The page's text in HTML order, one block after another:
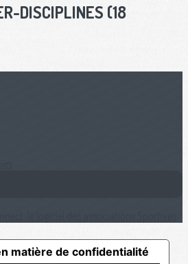
DISCIPLINES (18
matière de confidentialité